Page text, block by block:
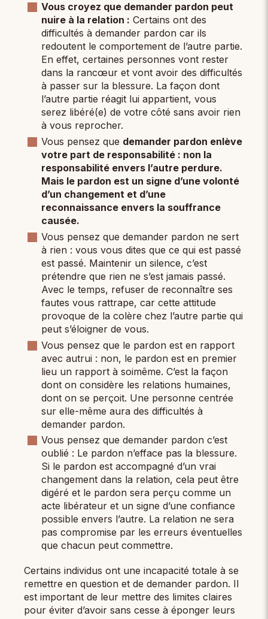
Vous croyez que demander pardon peut
nuire à la relation : Certains ont des
difficultés à demander pardon car ils
redoutent le comportement de l’autre partie.
En effet, certaines personnes vont rester
dans la rancœur et vont avoir des difficultés
à passer sur la blessure. La façon dont
l’autre partie réagit lui appartient, vous
serez libéré(e) de votre côté sans avoir rien
à vous reprocher.
Vous pensez que demander pardon enlève
votre part de responsabilité : non la
responsabilité envers l’autre perdure.
Mais le pardon est un signe d’une volonté
d’un changement et d’une
reconnaissance envers la souffrance
causée.
Vous pensez que demander pardon ne sert
à rien : vous vous dites que ce qui est passé
est passé. Maintenir un silence, c’est
prétendre que rien ne s’est jamais passé.
Avec le temps, refuser de reconnaître ses
fautes vous rattrape, car cette attitude
provoque de la colère chez l’autre partie qui
peut s’éloigner de vous.
Vous pensez que le pardon est en rapport
avec autrui : non, le pardon est en premier
lieu un rapport à soimême. C’est la façon
dont on considère les relations humaines,
dont on se perçoit. Une personne centrée
sur elle-même aura des difficultés à
demander pardon.
Vous pensez que demander pardon c’est
oublié : Le pardon n’efface pas la blessure.
Si le pardon est accompagné d’un vrai
changement dans la relation, cela peut être
digéré et le pardon sera perçu comme un
acte libérateur et un signe d’une confiance
possible envers l’autre. La relation ne sera
pas compromise par les erreurs éventuelles
que chacun peut commettre.
Certains individus ont une incapacité totale à se
remettre en question et de demander pardon. Il
est important de leur mettre des limites claires
pour éviter d’avoir sans cesse à éponger leurs